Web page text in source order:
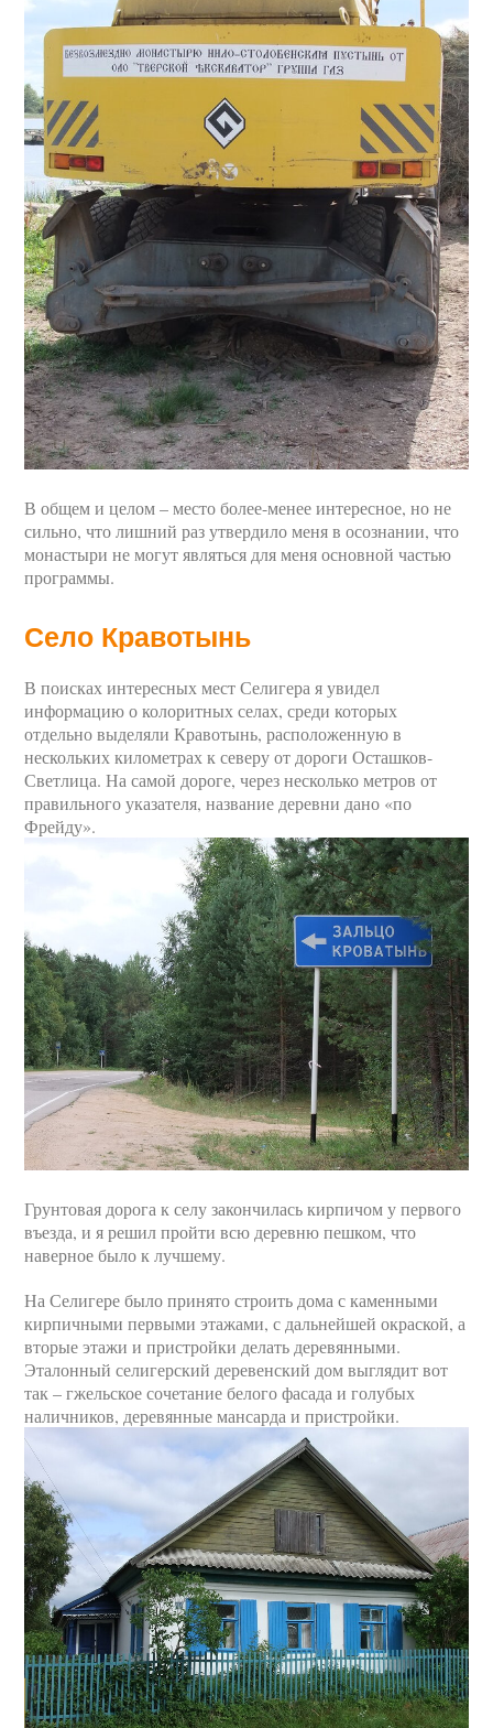
В общем и целом – место более-менее интересное, но не
сильно, что лишний раз утвердило меня в осознании, что
монастыри не могут являться для меня основной частью
программы.
Село Кравотынь
В поисках интересных мест Селигера я увидел
информацию о колоритных селах, среди которых
отдельно выделяли Кравотынь, расположенную в
нескольких километрах к северу от дороги Осташков-
Светлица. На самой дороге, через несколько метров от
правильного указателя, название деревни дано «по
Фрейду».
Грунтовая дорога к селу закончилась кирпичом у первого
въезда, и я решил пройти всю деревню пешком, что
наверное было к лучшему.
На Селигере было принято строить дома с каменными
кирпичными первыми этажами, с дальнейшей окраской, а
вторые этажи и пристройки делать деревянными.
Эталонный селигерский деревенский дом выглядит вот
так – гжельское сочетание белого фасада и голубых
наличников, деревянные мансарда и пристройки.